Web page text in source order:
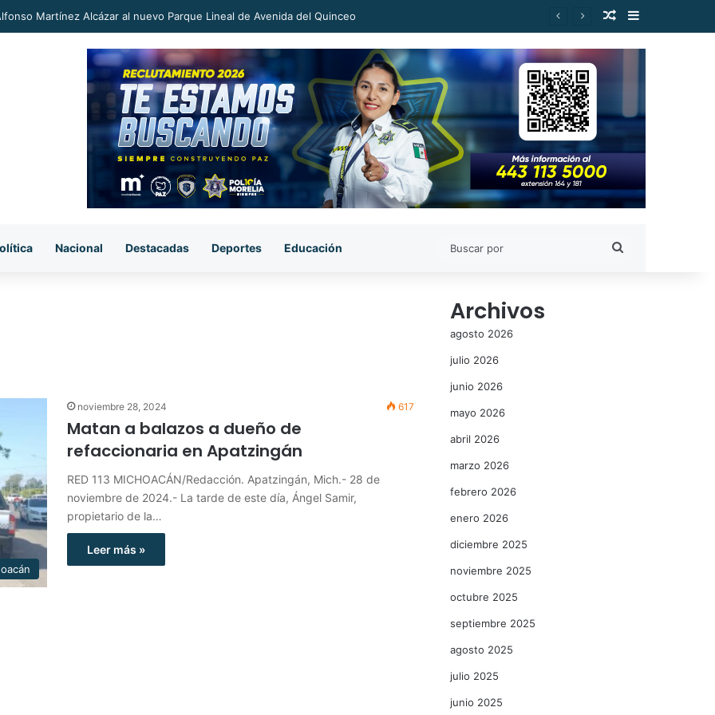
a proceso al «R1» por homicidio del ex alcalde Carlos Manzo Publicación al
Barra lateral
Nacional Destacadas Deportes Educación
noviembre 28, 2024 617
Matan a balazos a dueño de
refaccionaria en Apatzingán
RED 113 MICHOACÁN/Redacción. Apatzingán, Mich.- 28 de
noviembre de 2024.- La tarde de este día, Ángel Samir,
propietario de la…
Leer más »
Archivos
agosto 2026
julio 2026
junio 2026
mayo 2026
abril 2026
marzo 2026
febrero 2026
enero 2026
diciembre 2025
noviembre 2025
octubre 2025
septiembre 2025
agosto 2025
julio 2025
junio 2025